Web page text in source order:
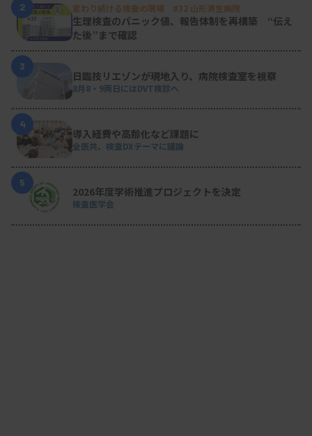
2 変わり続ける検査の現場 #32 山形済生病院
生理検査のパニック値、報告体制を再構築 “伝え
た後”まで確認
3
日臨技リエゾンが現地入り、病院検査室を視察
8月8・9両日にはDVT検診へ
4
導入経費や高齢化など課題に
全医共、検査DXテーマに議論
5
2026年度学術推進プロジェクトを決定
検査医学会